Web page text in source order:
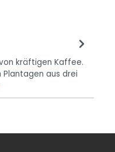
kräftigen Kaffee.
aus drei